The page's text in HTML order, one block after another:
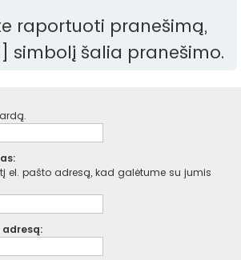
raportuoti pranešimą,
simbolį šalia pranešimo.
el. pašto adresą, kad galėtume su jumis